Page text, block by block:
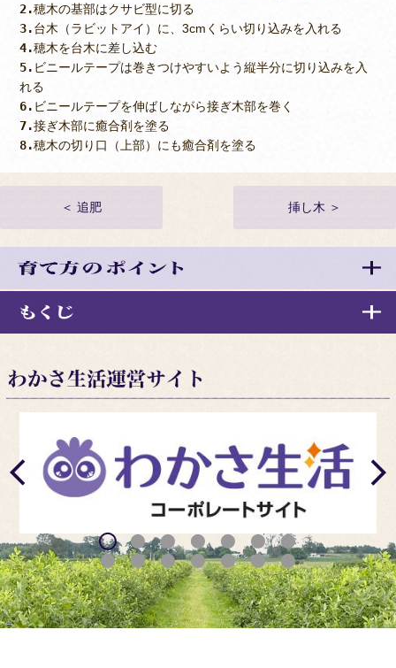
2.穂木の基部はクサビ型に切る
3.台木（ラビットアイ）に、3cmくらい切り込みを入れる
4.穂木を台木に差し込む
5. ビニールテープは巻きつけやすいよう縦半分に切り込みを入
れる
6. ビニールテープを伸ばしながら接ぎ木部を巻く
7.接ぎ木部に癒合剤を塗る
8.穂木の切り口（上部）にも癒合剤を塗る
＜ 追肥 挿し木 ＞